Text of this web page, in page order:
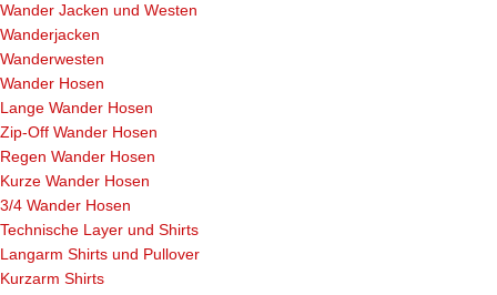
Wander Jacken und Westen
Wanderjacken
Wanderwesten
Wander Hosen
Lange Wander Hosen
Zip-Off Wander Hosen
Regen Wander Hosen
Kurze Wander Hosen
3/4 Wander Hosen
Technische Layer und Shirts
Langarm Shirts und Pullover
Kurzarm Shirts